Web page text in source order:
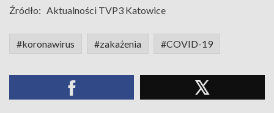
Źródło: Aktualności TVP3 Katowice
#koronawirus #zakażenia #COVID-19